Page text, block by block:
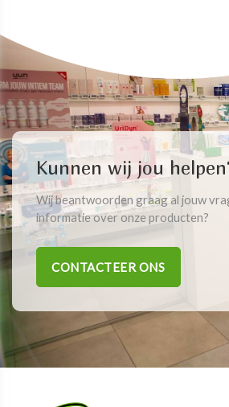
Kunnen wij jou
Wij beantwoorden graag al jouw
informatie over onze producten?
CONTACTEER ONS